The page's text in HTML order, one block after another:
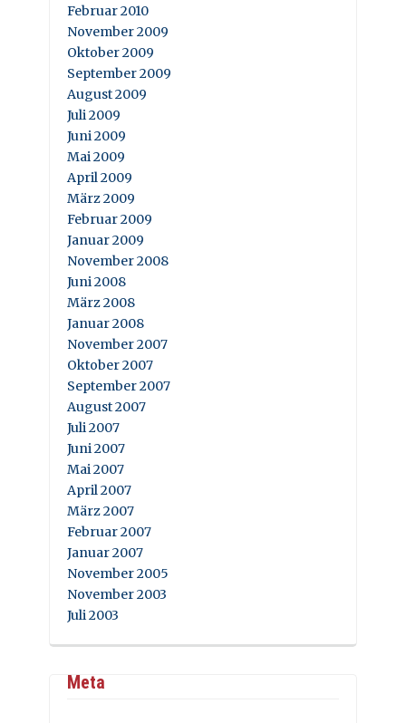
Februar 2010
November 2009
Oktober 2009
September 2009
August 2009
Juli 2009
Juni 2009
Mai 2009
April 2009
März 2009
Februar 2009
Januar 2009
November 2008
Juni 2008
März 2008
Januar 2008
November 2007
Oktober 2007
September 2007
August 2007
Juli 2007
Juni 2007
Mai 2007
April 2007
März 2007
Februar 2007
Januar 2007
November 2005
November 2003
Juli 2003
Meta